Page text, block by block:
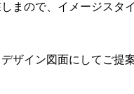
まので、イメージスタ
ザイン図面にしてご提